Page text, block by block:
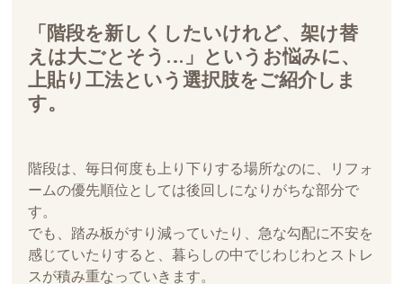
「階段を新しくしたいけれど、架け替
えは大ごとそう…」というお悩みに、
上貼り工法という選択肢をご紹介しま
す。
階段は、毎日何度も上り下りする場所なのに、リフォ
ームの優先順位としては後回しになりがちな部分で
す。
でも、踏み板がすり減っていたり、急な勾配に不安を
感じていたりすると、暮らしの中でじわじわとストレ
スが積み重なっていきます。